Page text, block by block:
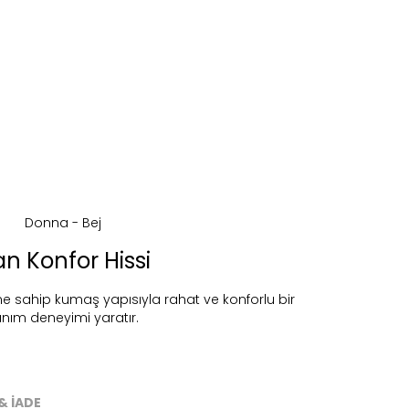
Konfor Hissi
sahip kumaş yapısıyla rahat ve konforlu bir
deneyimi yaratır.
İADE